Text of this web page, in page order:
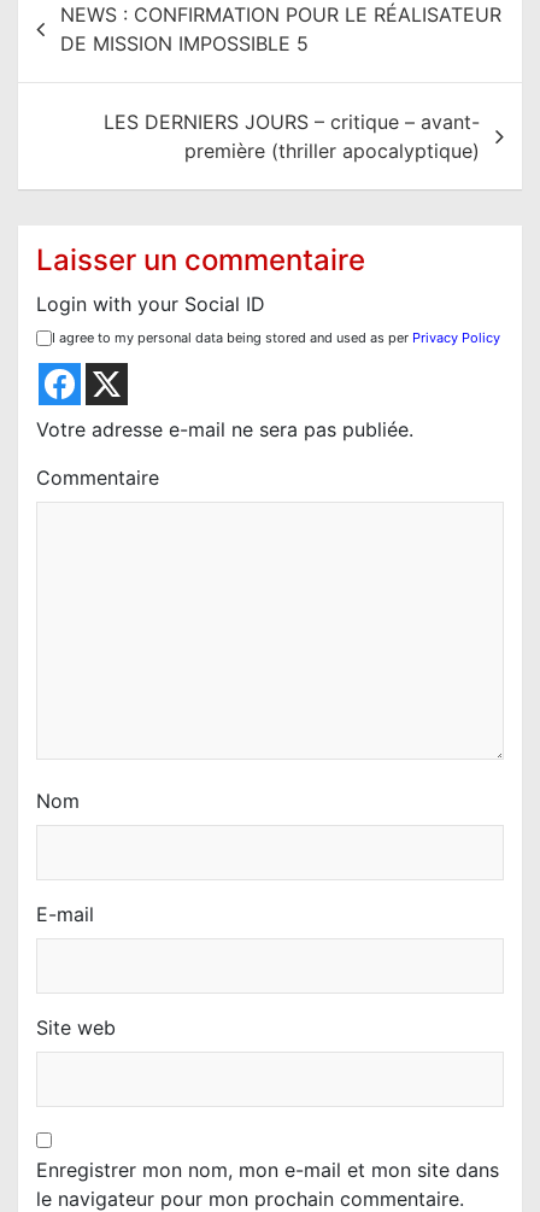
d
NEWS : CONFIRMATION POUR LE RÉALISATEUR
DE MISSION IMPOSSIBLE 5
LES DERNIERS JOURS – critique – avant-
première (thriller apocalyptique)
Laisser un commentaire
Login with your Social ID
I agree to my personal data being stored and used as per Privacy Policy
Votre adresse e-mail ne sera pas publiée.
Commentaire
Nom
E-mail
Site web
Enregistrer mon nom, mon e-mail et mon site dans
le navigateur pour mon prochain commentaire.